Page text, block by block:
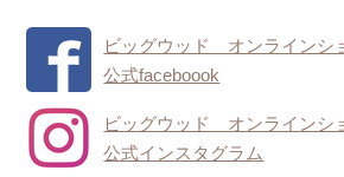
ビッグウッド オンラインシ
公式faceboook
ビッグウッド オンラインシ
公式インスタグラム